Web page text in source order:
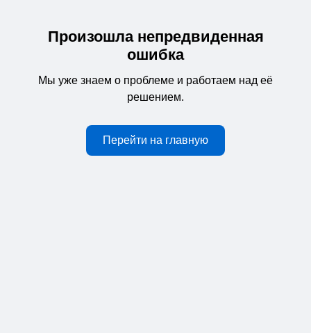
Произошла непредвиденная
ошибка
Мы уже знаем о проблеме и работаем над её
решением.
Перейти на главную